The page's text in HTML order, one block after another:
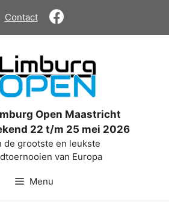
Contact
Open Maastricht
22 t/m 25 mei 2026
de grootste en leukste
van Europa
Menu